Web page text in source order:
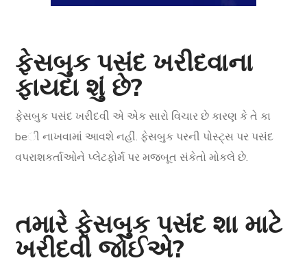
ફેસબુક પસંદ ખરીદવાના
ફાયદા શું છે?
ફેસબુક પસંદ ખરીદવી એ એક સારો વિચાર છે કારણ કે તે કા
beી નાખવામાં આવશે નહીં. ફેસબુક પરની પોસ્ટ્સ પર પસંદ
વપરાશકર્તાઓને પ્લેટફોર્મ પર મજબૂત સંકેતો મોકલે છે.
તમારે ફેસબુક પસંદ શા માટે
ખરીદવી જોઈએ?